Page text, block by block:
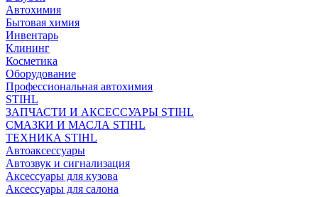
Автохимия
Бытовая химия
Инвентарь
Клининг
Косметика
Оборудование
Профессиональная автохимия
STIHL
ЗАПЧАСТИ И АКСЕССУАРЫ STIHL
СМАЗКИ И МАСЛА STIHL
ТЕХНИКА STIHL
Автоаксессуары
Автозвук и сигнализация
Аксессуары для кузова
Аксессуары для салона